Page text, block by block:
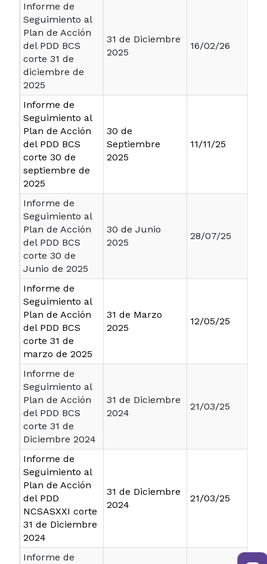
Informe de
Seguimiento al
Plan de Acción
del PDD BCS
corte 31 de
diciembre de
2025
31 de Diciembre
2025
16/02/26
Informe de
Seguimiento al
Plan de Acción
del PDD BCS
corte 30 de
septiembre de
2025
30 de
Septiembre
2025
11/11/25
Informe de
Seguimiento al
Plan de Acción
del PDD BCS
corte 30 de
Junio de 2025
30 de Junio
2025
28/07/25
Informe de
Seguimiento al
Plan de Acción
del PDD BCS
corte 31 de
marzo de 2025
31 de Marzo
2025
12/05/25
Informe de
Seguimiento al
Plan de Acción
del PDD BCS
corte 31 de
Diciembre 2024
31 de Diciembre
2024
21/03/25
Informe de
Seguimiento al
Plan de Acción
del PDD
NCSASXXI corte
31 de Diciembre
2024
31 de Diciembre
2024
21/03/25
Informe de